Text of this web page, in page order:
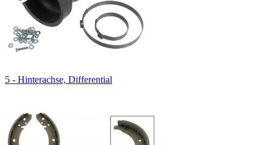
5 - Hinterachse, Differential